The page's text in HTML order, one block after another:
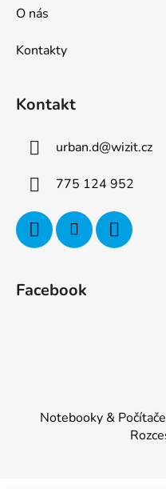
O nás
Kontakty
Kontakt
urban.d@wizit.cz
775 124 952
Facebook
Notebooky & Počítače